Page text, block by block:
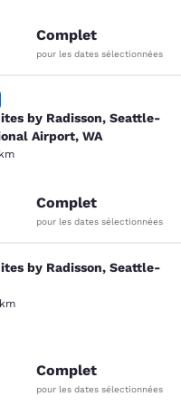
Complet
pour les dates sélectionnées
by Radisson,
by Radisson, Seattle-
Airport, WA
1316 commentaires
Complet
pour les dates sélectionnées
by Radisson,
by Radisson, Seattle-
541 commentaires
Complet
pour les dates sélectionnées